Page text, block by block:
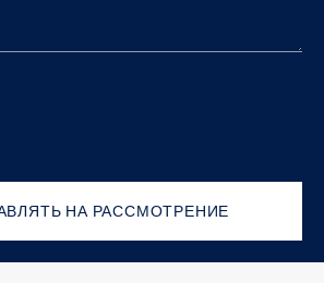
НА РАССМОТРЕНИЕ